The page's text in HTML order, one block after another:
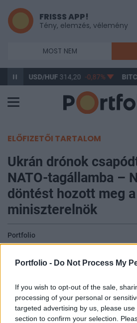
Portfolio - Do Not Process My
If you wish to opt-out of the sale,
processing of your personal or
targeted advertising by us, please
section to confirm your selection.
FRISSS APP!
Tény, elemzés, vélemény
MOST NEM
USD/HUF 314,20 -0,87%
ELŐFIZETŐI TARTALOM
Ukrán drónok
NATO-tagállamba –
döntést hozott meg a
miniszterelnök
Portfolio
2026. május 14. 12:35
Euronews. A döntés
véletlen ukrán dróntámadás
következményei állnak.